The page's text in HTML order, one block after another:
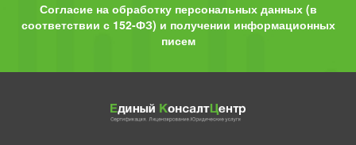
Согласие на обработку персональных данных (в
соответствии с 152-ФЗ) и получении информационных
писем